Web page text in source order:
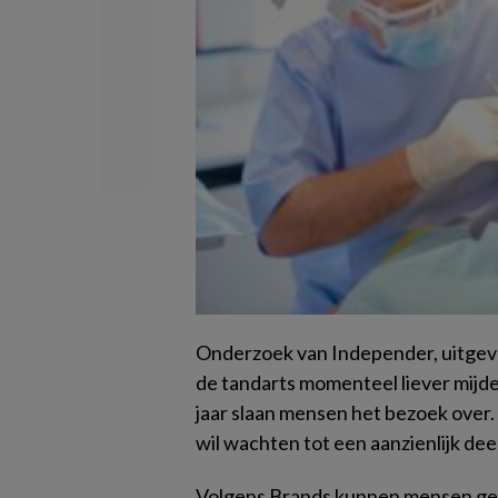
Onderzoek van Independer,
de tandarts momenteel liever
jaar slaan mensen het bezoek
wil wachten tot een aanzienlijk